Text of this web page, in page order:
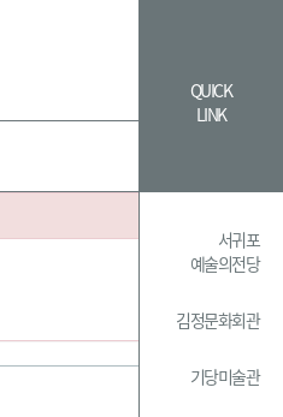
QUICK
LINK
서귀포
예술의전당
김정문화회관
기당미술관